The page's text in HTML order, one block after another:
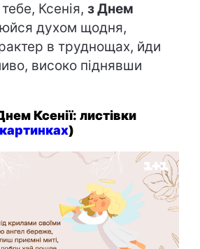
Ксенія, з Днем
духом щодня,
в труднощах, йди
високо піднявши
Ксенії: листівки
)